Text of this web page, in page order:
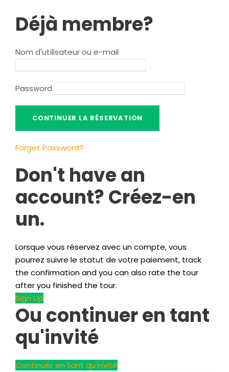
Déjà membre?
Nom d'utilisateur ou e-mail
Password
Forget Password?
Don't have an
account? Créez-en
un.
Lorsque vous réservez avec un compte, vous
pourrez suivre le statut de votre paiement, track
the confirmation and you can also rate the tour
after you finished the tour.
Sign Up
Ou continuer en tant
qu'invité
Continuer en tant qu'invité